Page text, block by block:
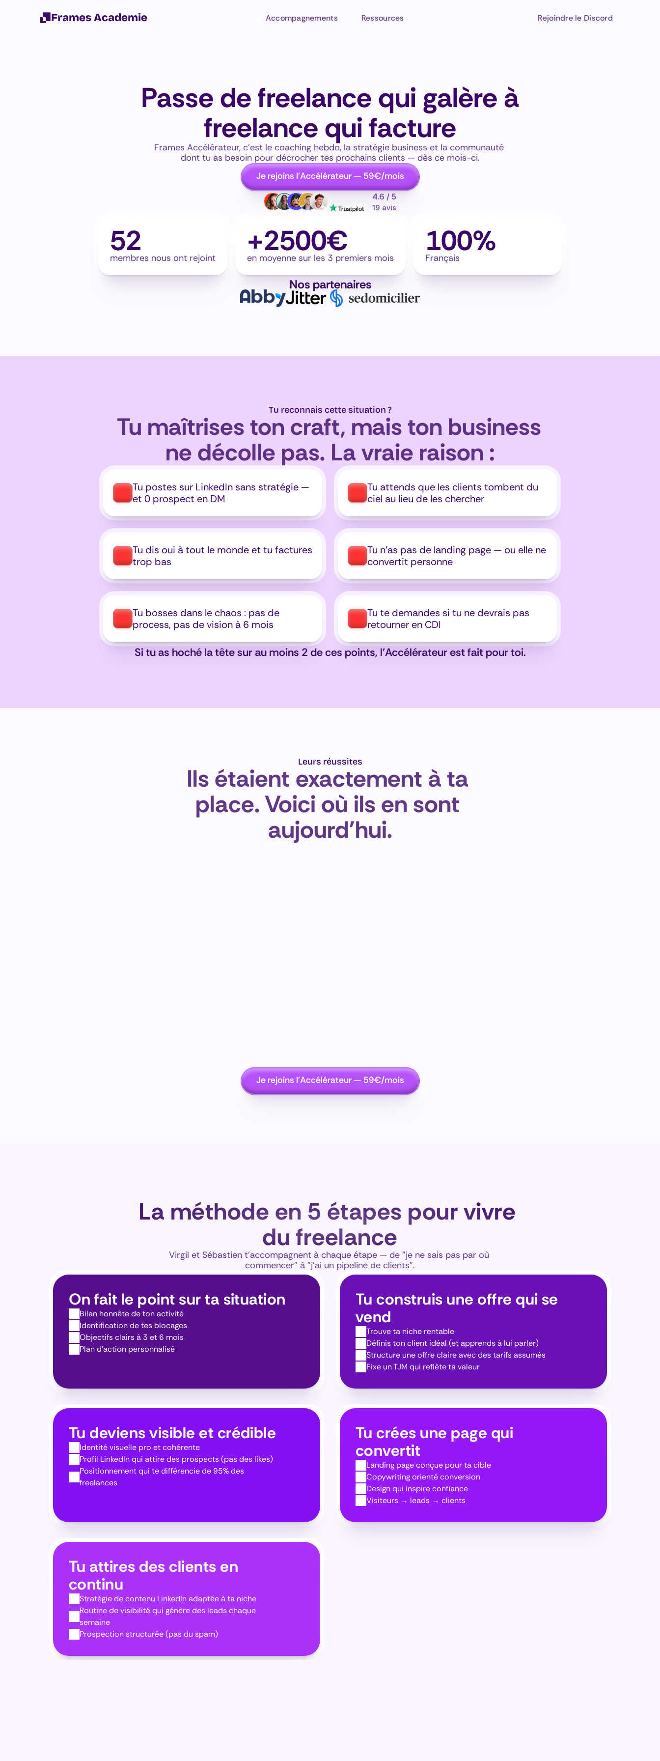
Frames Academie Accompagnements Ressources Rejoindre le Discord
Passe de freelance qui galère à
freelance qui facture
Frames Accélérateur, c'est le coaching hebdo, la stratégie business et la communauté
dont tu as besoin pour décrocher tes prochains clients — dès ce mois-ci.
Je rejoins l'Accélérateur — 59€/mois
4.6 / 5
19 avis
52
membres nous ont rejoint +2500€
en moyenne sur les 3 premiers mois 100%
Français
Nos partenaires
Tu reconnais cette situation ?
Tu maîtrises ton craft, mais ton business
ne décolle pas. La vraie raison :
Tu postes sur LinkedIn sans stratégie —
et 0 prospect en DM
Tu attends que les clients tombent du
ciel au lieu de les chercher
Tu dis oui à tout le monde et tu factures
trop bas
Tu n'as pas de landing page — ou elle ne
convertit personne
Tu bosses dans le chaos : pas de
process, pas de vision à 6 mois
Tu te demandes si tu ne devrais pas
retourner en CDI
Si tu as hoché la tête sur au moins 2 de ces points, l'Accélérateur est fait pour toi.
Leurs réussites
Ils étaient exactement à ta
place. Voici où ils en sont
aujourd'hui.
Je rejoins l'Accélérateur — 59€/mois
La méthode en 5 étapes pour vivre
du freelance
Virgil et Sébastien t'accompagnent à chaque étape — de "je ne sais pas par où
commencer" à "j'ai un pipeline de clients".
On fait le point sur ta situation
Bilan honnête de ton activité
Identification de tes blocages
Objectifs clairs à 3 et 6 mois
Plan d'action personnalisé
Tu construis une offre qui se
vend
Trouve ta niche rentable
Définis ton client idéal (et apprends à lui parler)
Structure une offre claire avec des tarifs assumés
Fixe un TJM qui reflète ta valeur
Tu deviens visible et crédible
Identité visuelle pro et cohérente
Profil LinkedIn qui attire des prospects (pas des likes)
Positionnement qui te différencie de 95% des
freelances
Tu crées une page qui
convertit
Landing page conçue pour ta cible
Copywriting orienté conversion
Design qui inspire confiance
Visiteurs → leads → clients
Tu attires des clients en
continu
Stratégie de contenu LinkedIn adaptée à ta niche
Routine de visibilité qui génère des leads chaque
semaine
Prospection structurée (pas du spam)